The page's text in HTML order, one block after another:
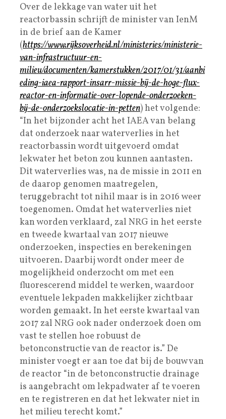
Over de lekkage van water uit het
reactorbassin schrijft de minister van IenM
in de brief aan de Kamer
(https://www.rijksoverheid.nl/ministeries/ministerie-
van-infrastructuur-en-
milieu/documenten/kamerstukken/2017/01/31/aanbi
eding-iaea-rapport-insarr-missie-bij-de-hoge-flux-
reactor-en-informatie-over-lopende-onderzoeken-
bij-de-onderzoekslocatie-in-petten) het volgende:
“In het bijzonder acht het IAEA van belang
dat onderzoek naar waterverlies in het
reactorbassin wordt uitgevoerd omdat
lekwater het beton zou kunnen aantasten.
Dit waterverlies was, na de missie in 2011 en
de daarop genomen maatregelen,
teruggebracht tot nihil maar is in 2016 weer
toegenomen. Omdat het waterverlies niet
kan worden verklaard, zal NRG in het eerste
en tweede kwartaal van 2017 nieuwe
onderzoeken, inspecties en berekeningen
uitvoeren. Daarbij wordt onder meer de
mogelijkheid onderzocht om met een
fluorescerend middel te werken, waardoor
eventuele lekpaden makkelijker zichtbaar
worden gemaakt. In het eerste kwartaal van
2017 zal NRG ook nader onderzoek doen om
vast te stellen hoe robuust de
betonconstructie van de reactor is.” De
minister voegt er aan toe dat bij de bouw van
de reactor “in de betonconstructie drainage
is aangebracht om lekpadwater af te voeren
en te registreren en dat het lekwater niet in
het milieu terecht komt.”